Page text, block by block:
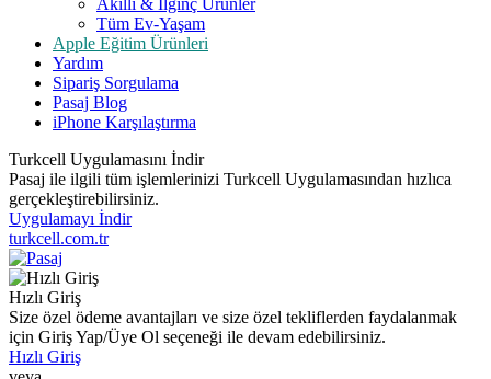
Akıllı & İlginç Ürünler
Tüm Ev-Yaşam
Apple Eğitim Ürünleri
Yardım
Sipariş Sorgulama
Pasaj Blog
iPhone Karşılaştırma
Turkcell Uygulamasını İndir
Pasaj ile ilgili tüm işlemlerinizi Turkcell Uygulamasından hızlıca
gerçekleştirebilirsiniz.
Uygulamayı İndir
turkcell.com.tr
Hızlı Giriş
Size özel ödeme avantajları ve size özel tekliflerden faydalanmak
için Giriş Yap/Üye Ol seçeneği ile devam edebilirsiniz.
Hızlı Giriş